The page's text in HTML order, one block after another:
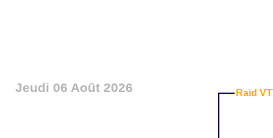
Jeudi 06 Août 2026 Raid